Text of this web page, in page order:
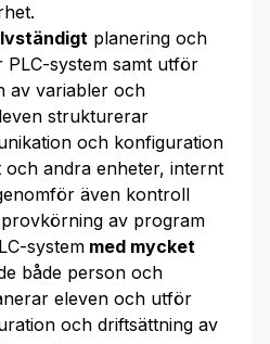
planering och
system samt utför
av variabler och
strukturerar
och konfiguration
och andra enheter, internt
även kontroll
av program
system med mycket
både person och
eleven och utför
och driftsättning av